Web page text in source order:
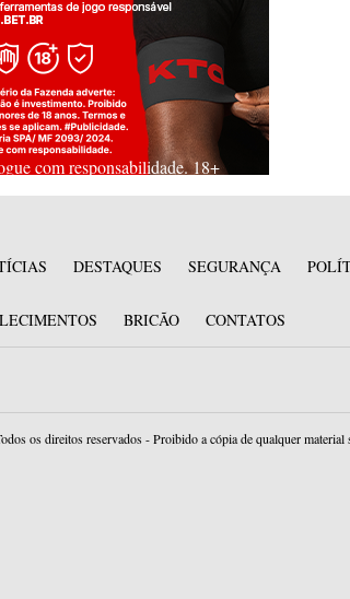
com responsabilidade. 18+
DESTAQUES SEGURANÇA
BRICÃO CONTATOS
os direitos reservados - Proibido a cópia de qualquer material